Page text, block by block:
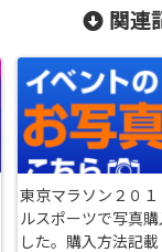
関連
東京マラソン２０１
ルスポーツで写真
した。購入方法記載